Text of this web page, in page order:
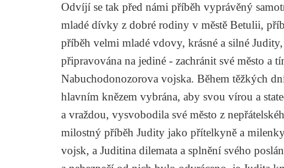
Odvíjí se tak před námi příběh vyprávěný
mladé dívky z dobré rodiny v městě Betulii,
příběh velmi mladé vdovy, krásné a silné
připravována na jediné - zachránit své město a
Nabuchodonozorova vojska. Během těžkých
hlavním knězem vybrána, aby svou vírou a
a vraždou, vysvobodila své město z
milostný příběh Judity jako přítelkyně a
vojsk, a Juditina dilemata a splnění svého